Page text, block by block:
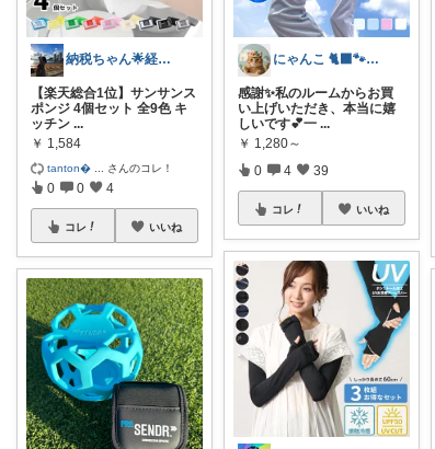
納税ちゃん🌟経由購入★
【楽天総合1位】サンサンス
ポンジ 4個セット 全9色 キ
ッチン ...
￥ 1,584
tanton さんのコレ！
0 0 4
コレ いいね
にゃんこ 🐈‍⬛🐾50代健康第一❣️
感謝✨️私のルームからお買
い上げいただき、本当に嬉
しいです💕一 ...
￥ 1,280～
0 4 39
コレ いいね